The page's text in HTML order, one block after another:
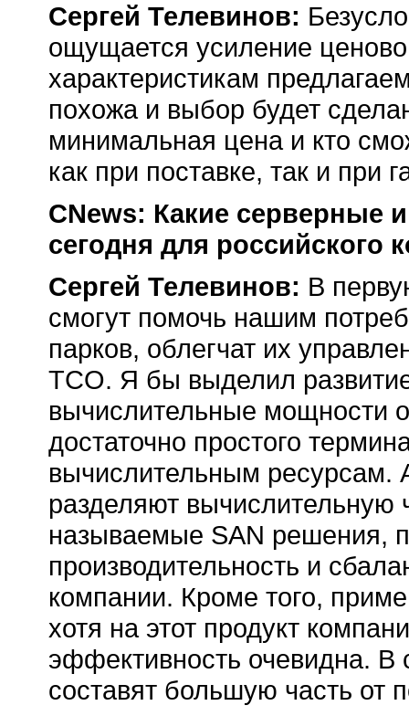
Сергей Телевинов:
ощущается усиление
характеристикам
похожа и выбор будет
минимальная цена и кто
как при поставке, так и при
CNews: Какие серверные
сегодня для российского
Сергей Телевинов: В
смогут помочь нашим
парков, облегчат их
TCO. Я бы выделил
вычислительные мощности
достаточно простого
вычислительным ресурсам.
разделяют вычислительную
называемые SAN решения,
производительность и
компании. Кроме того,
хотя на этот продукт
эффективность очевидна.
составят большую часть от